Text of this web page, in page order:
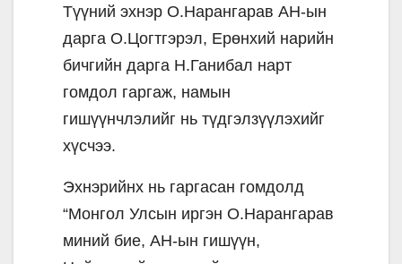
Түүний эхнэр О.Нарангарав АН-ын
дарга О.Цогтгэрэл, Ерөнхий нарийн
бичгийн дарга Н.Ганибал нарт
гомдол гаргаж, намын
гишүүнчлэлийг нь түдгэлзүүлэхийг
хүсчээ.
Эхнэрийнх нь гаргасан гомдолд
“Монгол Улсын иргэн О.Нарангарав
миний бие, АН-ын гишүүн,